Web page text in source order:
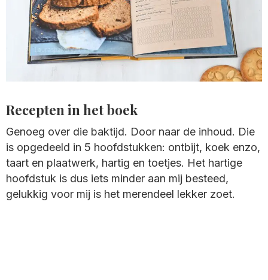
Recepten in het boek
Genoeg over die baktijd. Door naar de inhoud. Die
is opgedeeld in 5 hoofdstukken: ontbijt, koek enzo,
taart en plaatwerk, hartig en toetjes. Het hartige
hoofdstuk is dus iets minder aan mij besteed,
gelukkig voor mij is het merendeel lekker zoet.